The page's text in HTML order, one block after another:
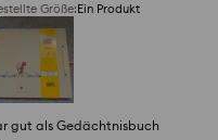
Größe:Ein Produkt
gut als Gedächtnisbuch